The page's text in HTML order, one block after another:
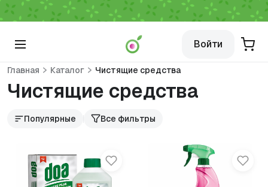
Войти
Главная Каталог Чистящие средства
Чистящие средства
Популярные Все фильтры